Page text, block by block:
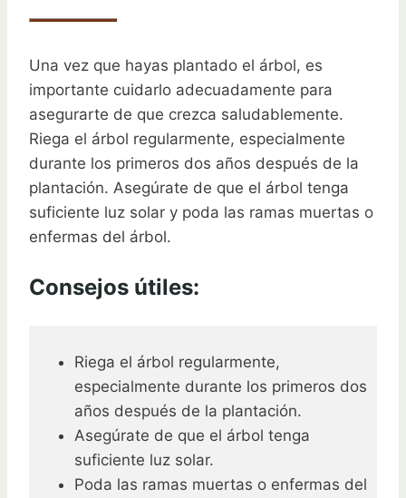
Una vez que hayas plantado el árbol, es
importante cuidarlo adecuadamente para
asegurarte de que crezca saludablemente.
Riega el árbol regularmente, especialmente
durante los primeros dos años después de la
plantación. Asegúrate de que el árbol tenga
suficiente luz solar y poda las ramas muertas o
enfermas del árbol.
Consejos útiles:
Riega el árbol regularmente,
especialmente durante los primeros dos
años después de la plantación.
Asegúrate de que el árbol tenga
suficiente luz solar.
Poda las ramas muertas o enfermas del